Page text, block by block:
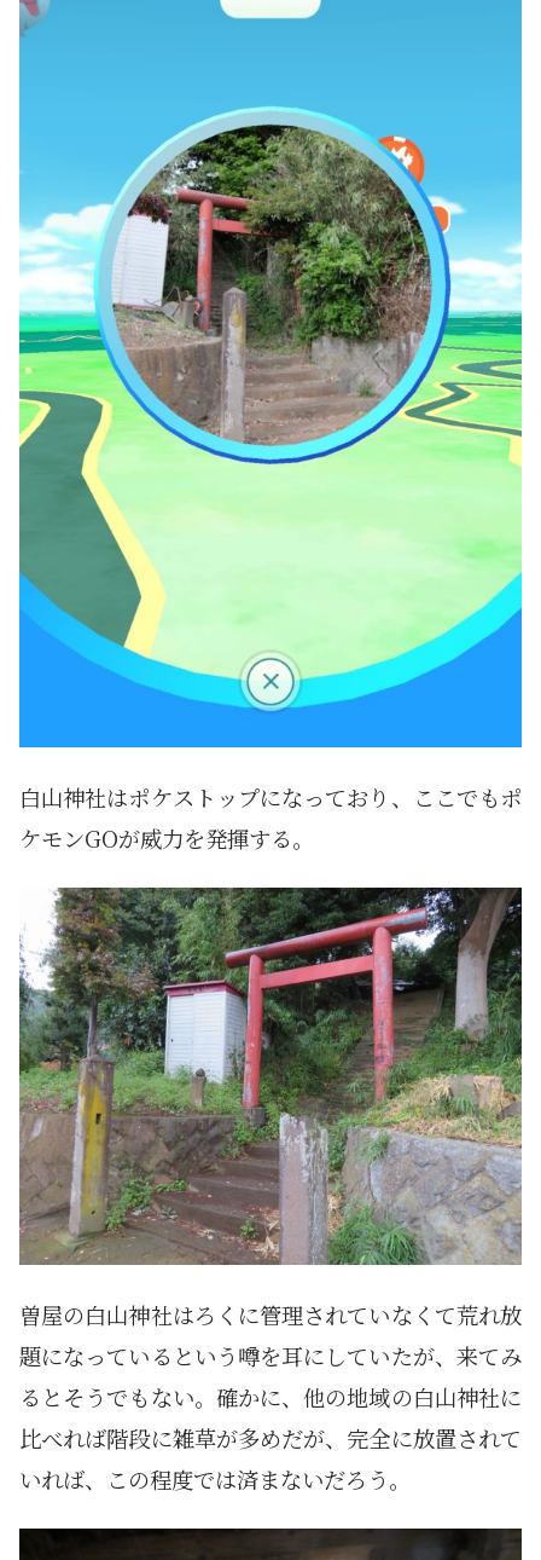
白山神社はポケストップになっており、ここでもポ
ケモンGOが威力を発揮する。
曽屋の白山神社はろくに管理されていなくて荒れ放
題になっているという噂を耳にしていたが、来てみ
るとそうでもない。確かに、他の地域の白山神社に
比べれば階段に雑草が多めだが、完全に放置されて
いれば、この程度では済まないだろう。